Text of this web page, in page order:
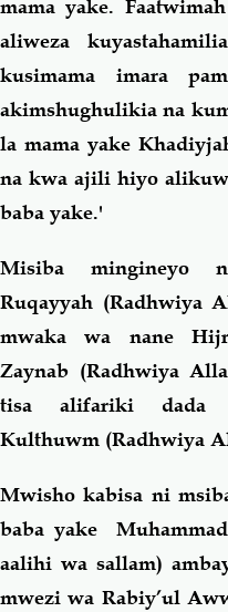
mama yake.
aliweza
kusimama imara
akimshughulikia na
la mama yake
na kwa ajili hiyo
baba yake.'
Misiba
Ruqayyah (Radhwiya
mwaka wa nane
Zaynab (Radhwiya
tisa alifariki dada
Kulthuwm (Radhwiya
Mwisho kabisa ni
baba yake
aalihi wa sallam)
mwezi wa Rabiy’ul